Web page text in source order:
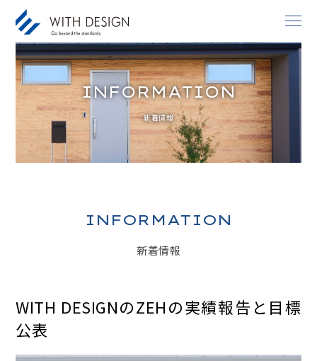
お知らせ / INFORMATION
人生設計 / LIFE PLAN
ご挨拶・会社概要 / ABOUT
INFORMATION
新着情報
INFORMATION
新着情報
WITH DESIGNのZEHの実績報告と目標
公表